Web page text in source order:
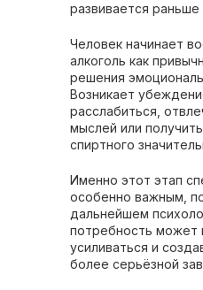
развивается раньше
Человек начинает
алкоголь как
решения
Возникает
расслабиться,
мыслей или
спиртного
Именно этот этап
особенно важным,
дальнейшем
потребность может
усиливаться и
более серьёзной